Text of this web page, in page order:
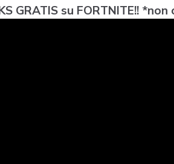
GRATIS su FORTNITE!!